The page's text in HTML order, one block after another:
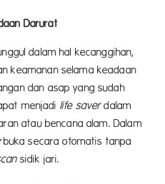
Darurat
dalam hal kecanggihan,
keamanan selama keadaan
dan asap yang sudah
menjadi life saverdalam
atau bencana alam. Dalam
secara otomatis tanpa
sidik jari.